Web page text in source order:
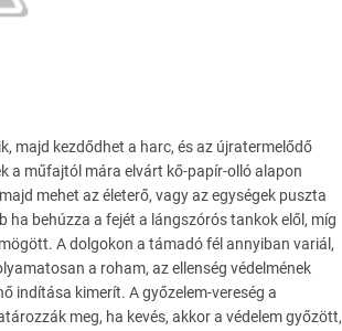
majd kezdődhet a harc, és az újratermelődő
a műfajtól mára elvárt kő-papír-olló alapon
mehet az életerő, vagy az egységek puszta
ha behúzza a fejét a lángszórós tankok elől, míg
A dolgokon a támadó fél annyiban variál,
a roham, az ellenség védelmének
indítása kimerít. A győzelem-vereség a
meg, ha kevés, akkor a védelem győzött,